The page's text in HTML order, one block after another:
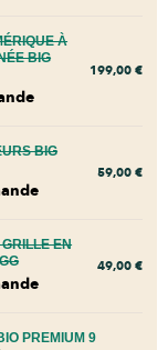
À
BIG
199,00 €
BIG
59,00 €
EN
49,00 €
PREMIUM 9